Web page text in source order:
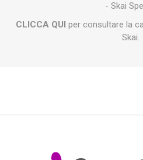
- Skai
CLICCA QUI per consultare la
Skai.